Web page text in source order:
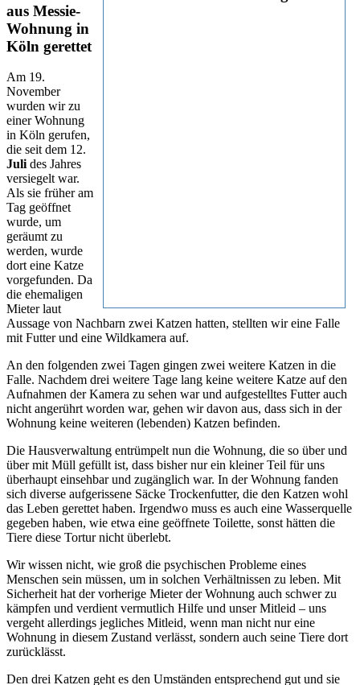
aus Messie-
Wohnung in
Köln gerettet
Am 19.
November
wurden wir zu
einer Wohnung
in Köln gerufen,
die seit dem 12.
Juli des Jahres
versiegelt war.
Als sie früher am
Tag geöffnet
wurde, um
geräumt zu
werden, wurde
dort eine Katze
vorgefunden. Da
die ehemaligen
Mieter laut
Aussage von Nachbarn zwei Katzen hatten, stellten wir eine Falle
mit Futter und eine Wildkamera auf.
An den folgenden zwei Tagen gingen zwei weitere Katzen in die
Falle. Nachdem drei weitere Tage lang keine weitere Katze auf den
Aufnahmen der Kamera zu sehen war und aufgestelltes Futter auch
nicht angerührt worden war, gehen wir davon aus, dass sich in der
Wohnung keine weiteren (lebenden) Katzen befinden.
Die Hausverwaltung entrümpelt nun die Wohnung, die so über und
über mit Müll gefüllt ist, dass bisher nur ein kleiner Teil für uns
überhaupt einsehbar und zugänglich war. In der Wohnung fanden
sich diverse aufgerissene Säcke Trockenfutter, die den Katzen wohl
das Leben gerettet haben. Irgendwo muss es auch eine Wasserquelle
gegeben haben, wie etwa eine geöffnete Toilette, sonst hätten die
Tiere diese Tortur nicht überlebt.
Wir wissen nicht, wie groß die psychischen Probleme eines
Menschen sein müssen, um in solchen Verhältnissen zu leben. Mit
Sicherheit hat der vorherige Mieter der Wohnung auch schwer zu
kämpfen und verdient vermutlich Hilfe und unser Mitleid – uns
vergeht allerdings jegliches Mitleid, wenn man nicht nur eine
Wohnung in diesem Zustand verlässt, sondern auch seine Tiere dort
zurücklässt.
Den drei Katzen geht es den Umständen entsprechend gut und sie